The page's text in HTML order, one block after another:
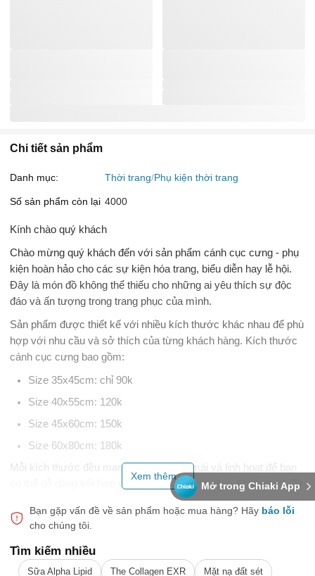
Mở trong Chiaki App
Chi tiết sản phẩm
Danh mục: Thời trang Phụ kiện thời trang
Số sản phẩm còn lại 4000
Kính chào quý khách
Chào mừng quý khách đến với sản phẩm cánh cục cưng - phụ
kiện hoàn hảo cho các sự kiện hóa trang, biểu diễn hay lễ hội.
Đây là món đồ không thể thiếu cho những ai yêu thích sự độc
đáo và ấn tượng trong trang phục của mình.
Sản phẩm được thiết kế với nhiều kích thước khác nhau để phù
hợp với nhu cầu và sở thích của từng khách hàng. Kích thước
cánh cục cưng bao gồm:
Size 35x45cm: chỉ 90k
Size 40x55cm: 120k
Size 45x60cm: 150k
Size 60x80cm: 180k
Mỗi kích thước đều mang đến sự thoải mái và linh hoạt để bạn
có thể dễ dàng kết hợp với nhiều kiểu trang phục khác nhau. Từ
những bộ đồ hóa trang cho đến những trang phục biểu diễn,
cánh cục cưng sẽ giúp bạn nổi bật giữa đám đông.
huyền bí và sang trọng, dễ dàng phối hợp với nhiều bộ trang
phục khác nhau. Khả năng tạo điểm nhấn nổi bật là một trong
Xem thêm...
Bạn gặp vấn đề về sản phẩm hoặc mua hàng? Hãy báo lỗi
cho chúng tôi.
Tìm kiếm nhiều
Sữa Alpha Lipid The Collagen EXR Mặt nạ đất sét